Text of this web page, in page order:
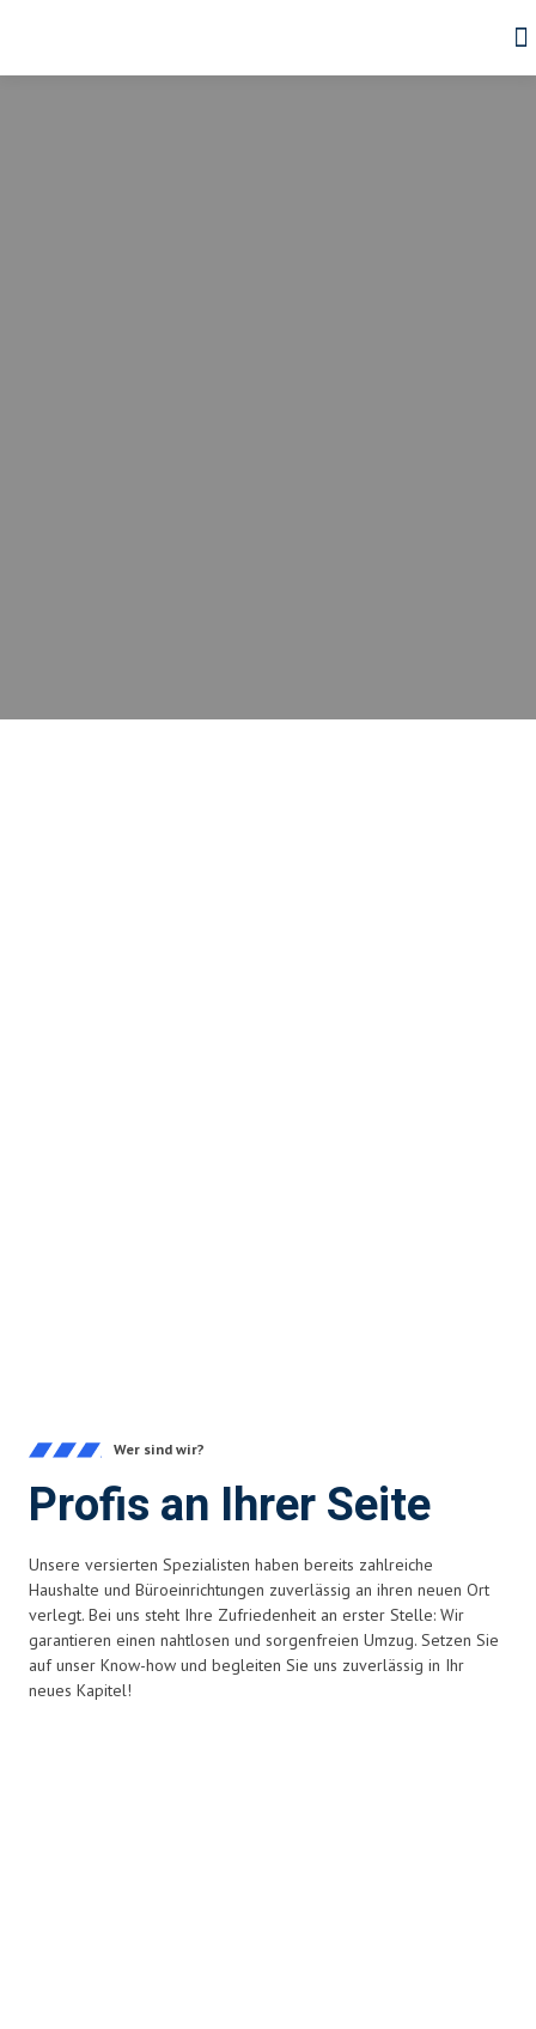
Wer sind wir?
Profis an Ihrer Seite
Unsere versierten Spezialisten haben bereits zahlreiche
Haushalte und Büroeinrichtungen zuverlässig an ihren neuen Ort
verlegt. Bei uns steht Ihre Zufriedenheit an erster Stelle: Wir
garantieren einen nahtlosen und sorgenfreien Umzug. Setzen Sie
auf unser Know-how und begleiten Sie uns zuverlässig in Ihr
neues Kapitel!